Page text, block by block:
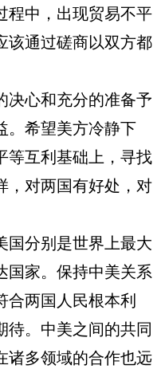
程中，出现贸易不平
该通过磋商以双方都
心和充分的准备予
。希望美方冷静下
等互利基础上，寻找
，对两国有好处，对
分别是世界上最大
国家。保持中美关系
合两国人民根本利
待。中美之间的共同
诸多领域的合作也远